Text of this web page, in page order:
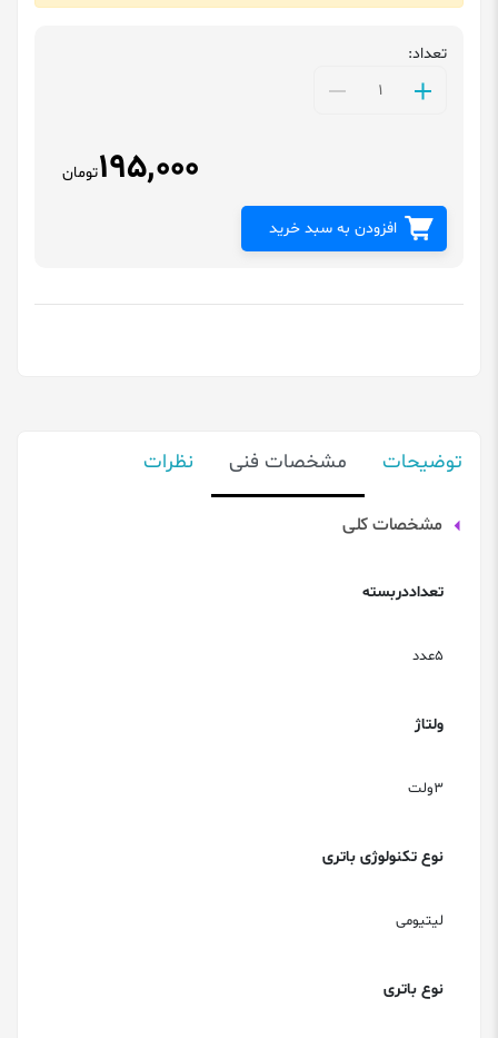
تعداد:
195,000تومان
افزودن به سبد خرید
توضیحات مشخصات فنی نظرات
مشخصات کلی
تعداددربسته
5عدد
ولتاژ
3ولت
نوع تکنولوژی باتری
لیتیومی
نوع باتری